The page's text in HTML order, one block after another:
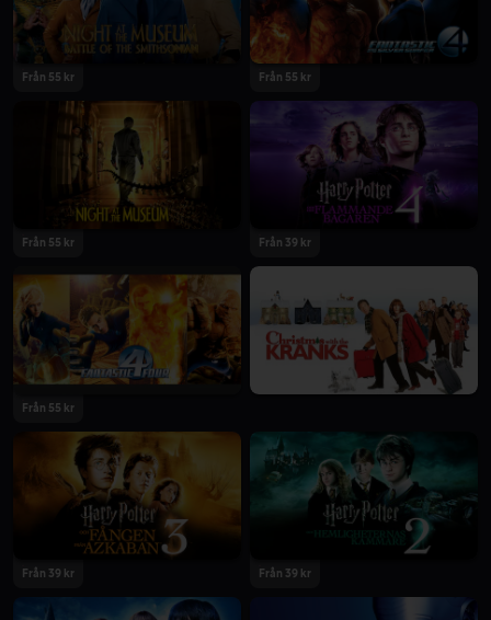
Från 55 kr Från 55 kr
Från 55 kr Från 39 kr
Från 55 kr
Från 39 kr Från 39 kr